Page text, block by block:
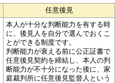
任意後見
本人が十分な判断能力を有する時
に、後見人を自分で選んでおくこ
とができる制度です。
判断能力が衰える前に公正証書で
任意後見契約を締結し、 本人の判
断能力が不十分になった後に、家
庭裁判所に任意後見監督人という